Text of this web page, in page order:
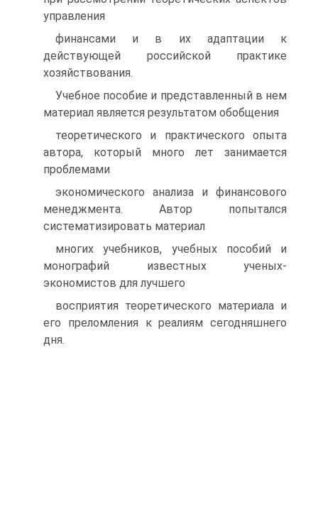
управления
финансами и в их адаптации к
действующей российской практике
хозяйствования.
Учебное пособие и представленный в нем
материал является результатом обобщения
теоретического и практического опыта
автора, который много лет занимается
проблемами
экономического анализа и финансового
менеджмента. Автор попытался
систематизировать материал
многих учебников, учебных пособий и
монографий известных ученых-
экономистов для лучшего
восприятия теоретического материала и
его преломления к реалиям сегодняшнего
дня.